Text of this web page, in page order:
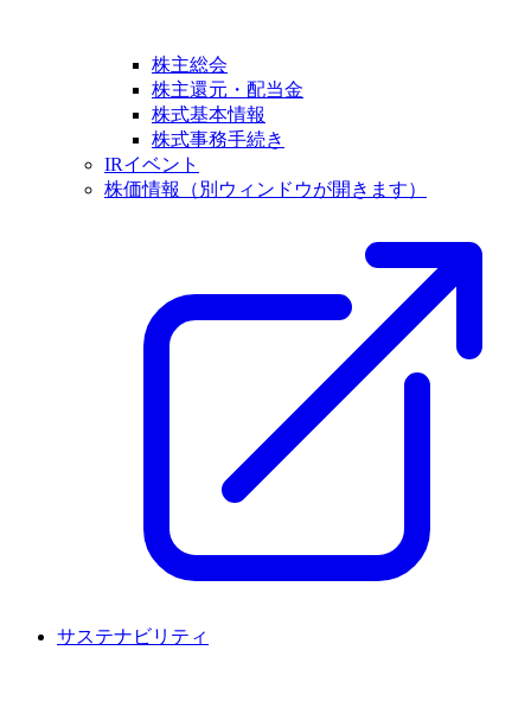
株主総会
株主還元・配当金
株式基本情報
株式事務手続き
IRイベント
株価情報
（別ウィンドウが開きます）
サステナビリティ